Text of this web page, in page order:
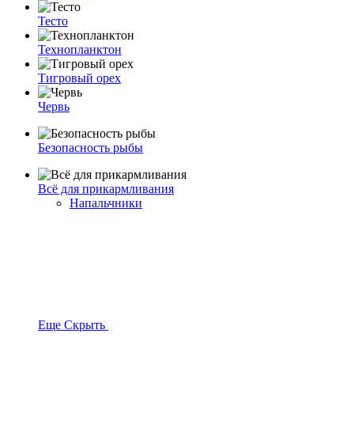
Тесто
Технопланктон
Тигровый орех
Червь
Безопасность рыбы
Всё для прикармливания
Напальчники
Еще Скрыть